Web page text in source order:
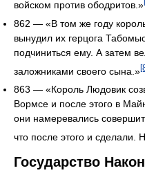
войском против ободритов.»
862 — «В том же году
вынудил их герцога
подчиниться ему. А затем
заложниками своего сына.»
863 — «Король Людовик
Вормсе и после этого в
они намеревались
что после этого и сделали.
Государство